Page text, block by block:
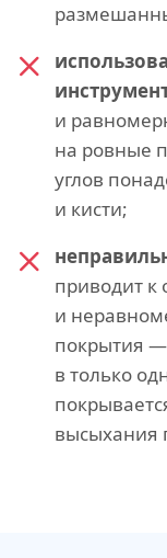
и
на ровные
углов
и кисти;
приводит к
и
покрытия —
в только
высыхания